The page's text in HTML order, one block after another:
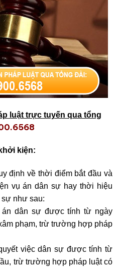
luật trực tuyến qua tổng
kiện:
định về thời điểm bắt đầu và
vụ án dân sự hay thời hiệu
sự như sau:
dân sự được tính từ ngày
phạm, trừ trường hợp pháp
việc dân sự được tính từ
trừ trường hợp pháp luật có